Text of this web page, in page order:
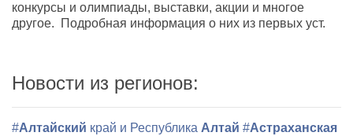
конкурсы и олимпиады, выставки, акции и многое
другое. Подробная информация о них из первых уст.
Новости из регионов:
#Алтайский край и Республика Алтай #Астраханская